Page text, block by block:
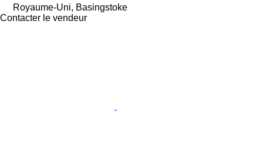
Royaume-Uni, Basingstoke
Contacter le vendeur